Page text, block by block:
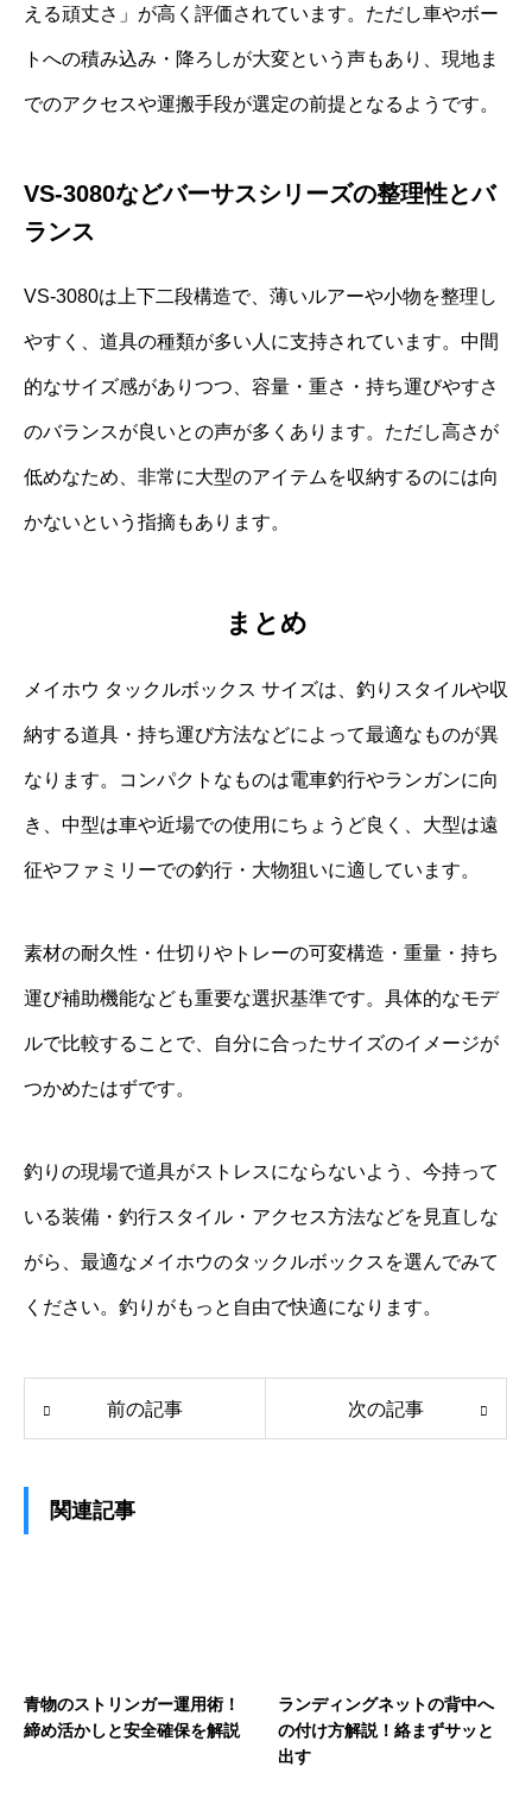
える頑丈さ」が高く評価されています。ただし車やボー
トへの積み込み・降ろしが大変という声もあり、現地ま
でのアクセスや運搬手段が選定の前提となるようです。
VS-3080などバーサスシリーズの整理性とバ
ランス
VS-3080は上下二段構造で、薄いルアーや小物を整理し
やすく、道具の種類が多い人に支持されています。中間
的なサイズ感がありつつ、容量・重さ・持ち運びやすさ
のバランスが良いとの声が多くあります。ただし高さが
低めなため、非常に大型のアイテムを収納するのには向
かないという指摘もあります。
まとめ
メイホウ タックルボックス サイズは、釣りスタイルや収
納する道具・持ち運び方法などによって最適なものが異
なります。コンパクトなものは電車釣行やランガンに向
き、中型は車や近場での使用にちょうど良く、大型は遠
征やファミリーでの釣行・大物狙いに適しています。
素材の耐久性・仕切りやトレーの可変構造・重量・持ち
運び補助機能なども重要な選択基準です。具体的なモデ
ルで比較することで、自分に合ったサイズのイメージが
つかめたはずです。
釣りの現場で道具がストレスにならないよう、今持って
いる装備・釣行スタイル・アクセス方法などを見直しな
がら、最適なメイホウのタックルボックスを選んでみて
ください。釣りがもっと自由で快適になります。
前の記事 次の記事
関連記事
青物のストリンガー運用術！
締め活かしと安全確保を解説
ランディングネットの背中へ
の付け方解説！絡まずサッと
出す